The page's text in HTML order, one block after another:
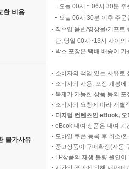
환 비용
오늘 00시 ~ 06시 30분
오늘 06시 30분 이후 주
직수입 음반/영상물/기프트
단, 당일 00시~13시 사이의
박스 포장은 택배 배송이
불가사유
소비자의 책임 있는 사유로
소비자의 사용, 포장 개봉
복제가 가능한 상품 등의
소비자의 요청에 따라 개별
디지털 컨텐츠인 eBook,
eBook 대여 상품은 대여 기
모바일 쿠폰 등록 후 취소/
중고상품이 구매확정(자동
LP상품의 재생 불량 원인
시간의 경과에 의해 재판매